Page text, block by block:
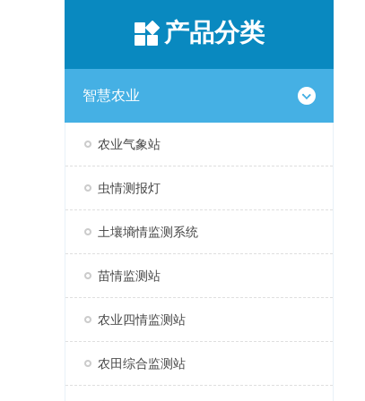
产品分类
智慧农业
农业气象站
虫情测报灯
土壤墒情监测系统
苗情监测站
农业四情监测站
农田综合监测站